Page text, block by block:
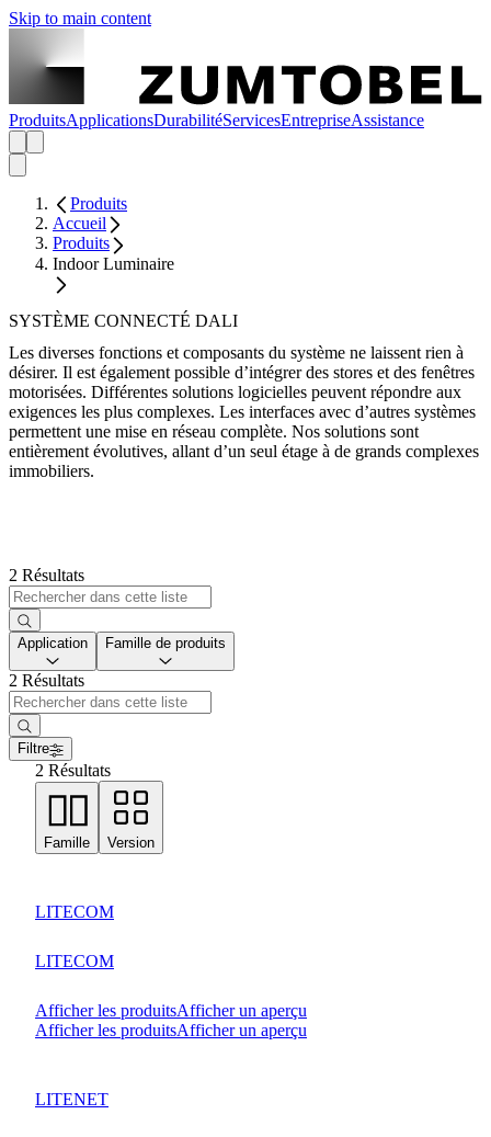
Skip to main content
ProduitsApplicationsDurabilitéServicesEntrepriseAssistance
Produits
Accueil
Produits
Indoor Luminaire
SYSTÈME CONNECTÉ DALI
Les diverses fonctions et composants du système ne laissent rien à
désirer. Il est également possible d’intégrer des stores et des fenêtres
motorisées. Différentes solutions logicielles peuvent répondre aux
exigences les plus complexes. Les interfaces avec d’autres systèmes
permettent une mise en réseau complète. Nos solutions sont
entièrement évolutives, allant d’un seul étage à de grands complexes
immobiliers.
2 Résultats
Application Famille de produits
2 Résultats
Filtre
2 Résultats
Famille Version
LITECOM
LITECOM
Afficher les produitsAfficher un aperçu
Afficher les produitsAfficher un aperçu
LITENET